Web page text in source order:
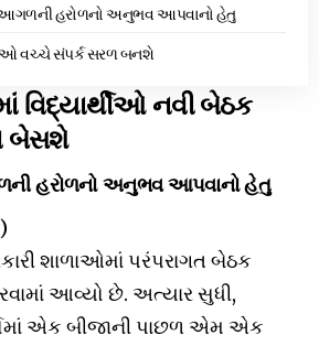
આગળની હરોળનો અનુભવ આપવાનો હેતુ
વચ્ચે સંપર્ક સરળ બનશે
વિદ્યાર્થીઓ નવી બેઠક
બેસશે
હરોળનો અનુભવ આપવાનો હેતુ
શાળાઓમાં પરંપરાગત બેઠક
આવ્યો છે. અત્યાર સુધી,
એક બીજાની પાછળ એમ એક